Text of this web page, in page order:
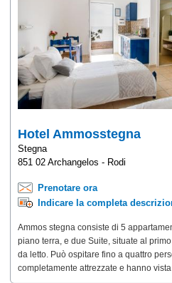
Hotel Ammosstegna
Stegna
851 02 Archangelos - Rodi
Prenotare ora
Indicare la completa
Ammos stegna consiste di 5
piano terra, e due Suite, situate al
da letto. Può ospitare fino a quattro
completamente attrezzate e hanno